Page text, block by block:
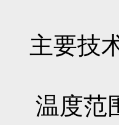
主要技
温度范